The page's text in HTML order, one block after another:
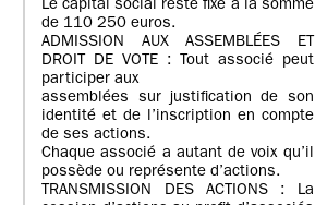
Le capital social reste fixé à la somme
de 110 250 euros.
ADMISSION AUX ASSEMBLÉES ET
DROIT DE VOTE : Tout associé peut
participer aux
assemblées sur justification de son
identité et de l’inscription en compte
de ses actions.
Chaque associé a autant de voix qu’il
possède ou représente d’actions.
TRANSMISSION DES ACTIONS : La